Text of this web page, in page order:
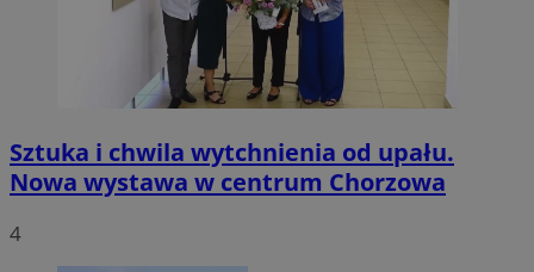
Sztuka i chwila wytchnienia od upału.
Nowa wystawa w centrum Chorzowa
4